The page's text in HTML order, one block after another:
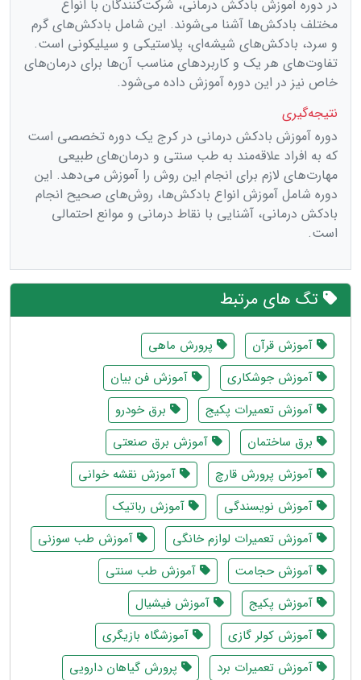
در دوره آموزش بادکش درمانی، شرکت‌کنندگان با انواع
مختلف بادکش‌ها آشنا می‌شوند. این شامل بادکش‌های گرم
و سرد، بادکش‌های شیشه‌ای، پلاستیکی و سیلیکونی است.
تفاوت‌های هر یک و کاربردهای مناسب آن‌ها برای درمان‌های
خاص نیز در این دوره آموزش داده می‌شود.
نتیجه‌گیری
دوره آموزش بادکش درمانی در کرج یک دوره تخصصی است
که به افراد علاقه‌مند به طب سنتی و درمان‌های طبیعی
مهارت‌های لازم برای انجام این روش را آموزش می‌دهد. این
دوره شامل آموزش انواع بادکش‌ها، روش‌های صحیح انجام
بادکش درمانی، آشنایی با نقاط درمانی و موانع احتمالی
است.
تگ های مرتبط
آموزش قرآن
پرورش ماهی
آموزش جوشکاری
آموزش فن بیان
آموزش تعمیرات پکیج
برق خودرو
برق ساختمان
آموزش برق صنعتی
آموزش پرورش قارچ
آموزش نقشه خوانی
آموزش نویسندگی
آموزش رباتیک
آموزش تعمیرات لوازم خانگی
آموزش طب سوزنی
آموزش حجامت
آموزش طب سنتی
آموزش پکیج
آموزش فیشیال
آموزش کولر گازی
آموزشگاه بازیگری
آموزش تعمیرات برد
پرورش گیاهان دارویی